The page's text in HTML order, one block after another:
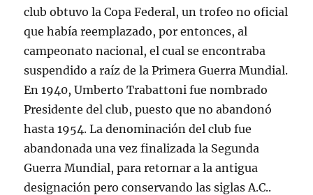
club obtuvo la Copa Federal, un trofeo no oficial
que había reemplazado, por entonces, al
campeonato nacional, el cual se encontraba
suspendido a raíz de la Primera Guerra Mundial.
En 1940, Umberto Trabattoni fue nombrado
Presidente del club, puesto que no abandonó
hasta 1954. La denominación del club fue
abandonada una vez finalizada la Segunda
Guerra Mundial, para retornar a la antigua
designación pero conservando las siglas A.C..